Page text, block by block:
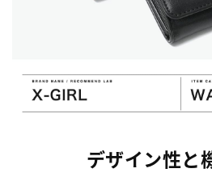
デザイン性と